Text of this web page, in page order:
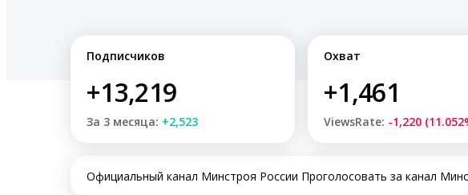
Подписчиков
+13,219
За 3 месяца: +2,523
Охват
+1,461
ViewsRate: -1,220
Официальный канал Минстроя России Проголосовать за канал